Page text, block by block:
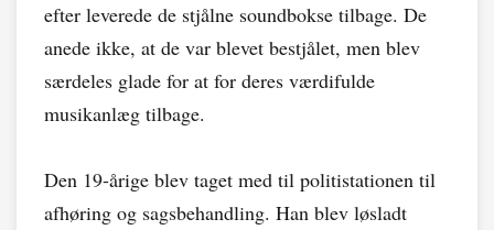
efter leverede de stjålne soundbokse tilbage. De
anede ikke, at de var blevet bestjålet, men blev
særdeles glade for at for deres værdifulde
musikanlæg tilbage.
Den 19-årige blev taget med til politistationen til
afhøring og sagsbehandling. Han blev løsladt